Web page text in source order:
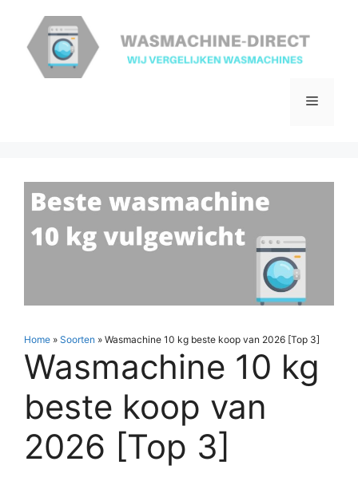
inhoud
Menu
Home » Soorten » Wasmachine 10 kg beste koop van 2026 [Top 3]
Wasmachine 10 kg
beste koop van
2026 [Top 3]